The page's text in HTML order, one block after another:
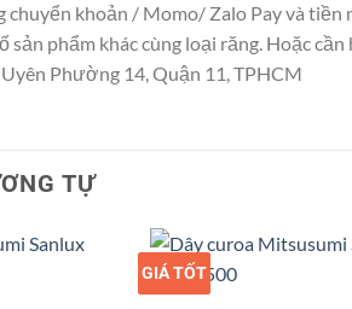
chuyển khoản / Momo/ Zalo Pay và tiền
sản phẩm khác cùng loại răng. Hoặc
Phường 14, Quận 11, TPHCM
TỰ
GIÁ SỈ
GIÁ TỐT